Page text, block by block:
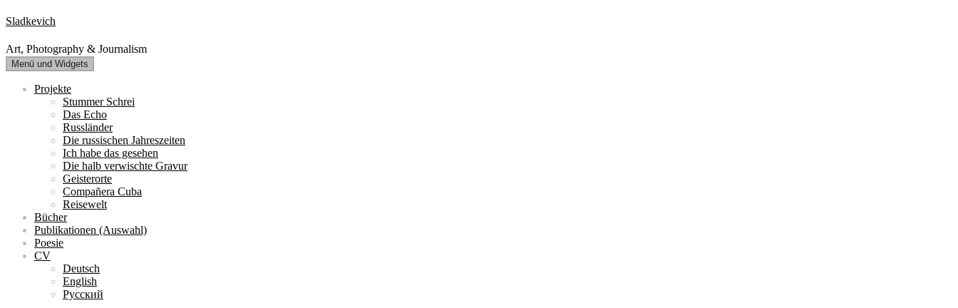
Zum
Inhalt
springen
Sladkevich
Art, Photography & Journalism
Menü und Widgets
Projekte
Stummer Schrei
Das Echo
Russländer
Die russischen Jahreszeiten
Ich habe das gesehen
Die halb verwischte Gravur
Geisterorte
Compañera Cuba
Reisewelt
Bücher
Publikationen (Auswahl)
Poesie
CV
Deutsch
English
Русский